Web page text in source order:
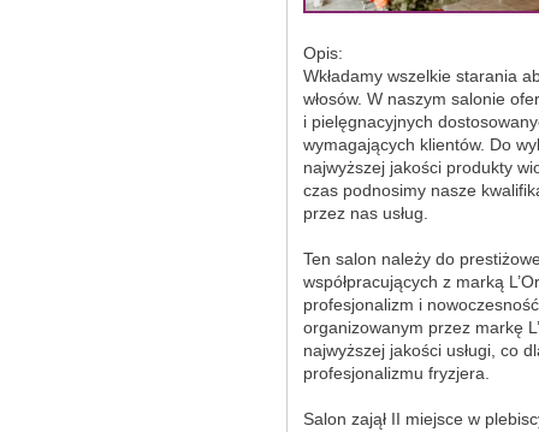
Opis:
Wkładamy wszelkie starania
włosów. W naszym salonie
i pielęgnacyjnych
wymagających klientów. Do
najwyższej jakości produkty
czas podnosimy nasze
przez nas usług.
Ten salon należy do
współpracujących z marką
profesjonalizm i
organizowanym przez markę
najwyższej jakości usługi, co
profesjonalizmu fryzjera.
Salon zajął II miejsce w